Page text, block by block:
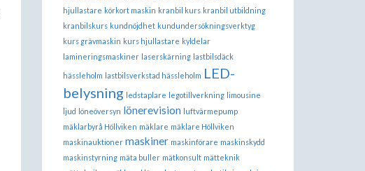
hjullastare körkort maskin kranbil kurs kranbil utbildning
kranbilskurs kundnöjdhet kundundersökningsverktyg
kurs grävmaskin kurs hjullastare kyldelar
lamineringsmaskiner laserskärning lastbilsdäck
hässleholm lastbilsverkstad hässleholm LED-
belysning ledstaplare legotillverkning limousine
ljud löneöversyn lönerevision luftvärmepump
mäklarbyrå Höllviken mäklare mäklare Höllviken
maskinauktioner maskiner maskinförare maskinskydd
maskinstyrning mäta buller mätkonsult mätteknik